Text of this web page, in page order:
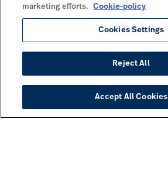
marketing efforts.
Cookie-policy
Cookies Settings
Reject All
Accept All Cookies